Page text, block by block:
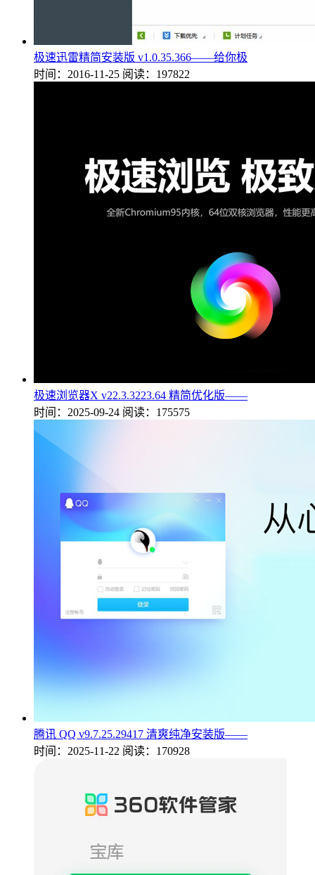
极速迅雷精简安装版 v1.0.35.366——给你极
时间：2016-11-25 阅读：197822
极速浏览器X v22.3.3223.64 精简优化版——
时间：2025-09-24 阅读：175575
腾讯 QQ v9.7.25.29417 清爽纯净安装版——
时间：2025-11-22 阅读：170928